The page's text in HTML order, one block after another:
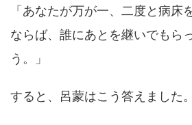
「あなたが万が一、二度と病床
ならば、誰にあとを継いでもら
う。」
すると、呂蒙はこう答えました。